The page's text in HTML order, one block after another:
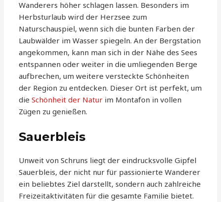
Wanderers höher schlagen lassen. Besonders im
Herbsturlaub wird der Herzsee zum
Naturschauspiel, wenn sich die bunten Farben der
Laubwälder im Wasser spiegeln. An der Bergstation
angekommen, kann man sich in der Nähe des Sees
entspannen oder weiter in die umliegenden Berge
aufbrechen, um weitere versteckte Schönheiten
der Region zu entdecken. Dieser Ort ist perfekt, um
dieSchönheit der Natur im Montafon in vollen
Zügen zu genießen.
Sauerbleis
Unweit von Schruns liegt der eindrucksvolle Gipfel
Sauerbleis, der nicht nur für passionierte Wanderer
ein beliebtes Ziel darstellt, sondern auch zahlreiche
Freizeitaktivitäten für die gesamte Familie bietet.